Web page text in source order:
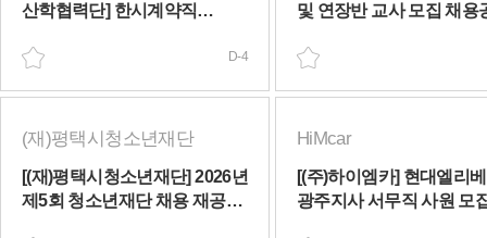
산학협력단] 한시계약직
공고(~08/10(월))
D-4
및 연장반 교사 모집 채용공고
(재)평택시청소년재단
[(재)평택시청소년재단] 2026년
제5회 청소년재단 채용 재공고
HiMcar
[(주)하이엠카] 현대엘리
광주지사 서무직 사원 모